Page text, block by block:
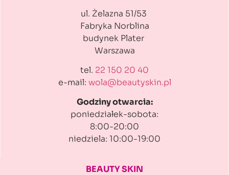
ul. Żelazna 51/53
Fabryka Norblina
budynek Plater
Warszawa
tel. 22 150 20 40
e-mail: wola@beautyskin.pl
Godziny otwarcia:
poniedziałek-sobota:
8:00-20:00
niedziela: 10:00-19:00
BEAUTY SKIN